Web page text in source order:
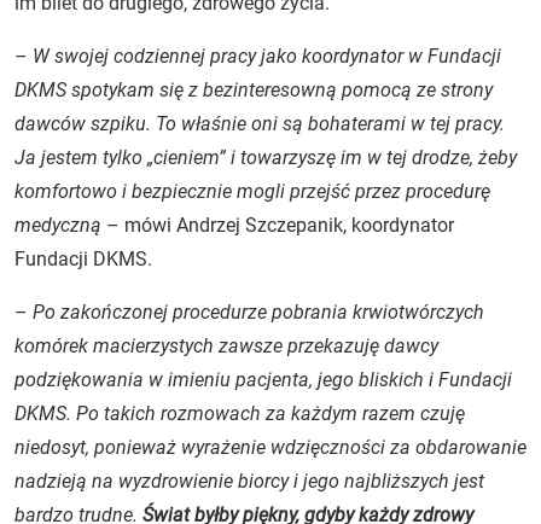
– W swojej codziennej pracy jako koordynator w Fundacji
DKMS spotykam się z bezinteresowną pomocą ze strony
dawców szpiku. To właśnie oni są bohaterami w tej pracy.
Ja jestem tylko „cieniem” i towarzyszę im w tej drodze, żeby
komfortowo i bezpiecznie mogli przejść przez procedurę
medyczną – mówi Andrzej Szczepanik, koordynator
Fundacji DKMS.
– Po zakończonej procedurze pobrania krwiotwórczych
komórek macierzystych zawsze przekazuję dawcy
podziękowania w imieniu pacjenta, jego bliskich i Fundacji
DKMS. Po takich rozmowach za każdym razem czuję
niedosyt, ponieważ wyrażenie wdzięczności za obdarowanie
nadzieją na wyzdrowienie biorcy i jego najbliższych jest
bardzo trudne. Świat byłby piękny, gdyby każdy zdrowy